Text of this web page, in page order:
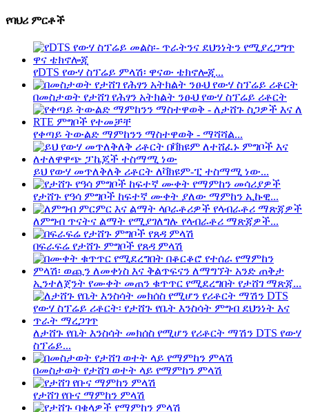
የባህሪ ምርቶች
የDTS የውሃ ስፕሬይ ምላሽ፡ ዋናው ቴክኖሎጂ...
በመስታወት የታሸገ የሕፃን አትክልት ንፁህ የውሃ ስፕሬይ ሪቶርት
የቀጣይ ትውልድ ማምከንን ማስተዋወቅ - ማሻሻል...
ይህ የውሃ መጥለቅለቅ ሪቶርት ለቫክዩም-ፒ ተስማሚ ነው...
የታሸጉ የዓሳ ምግቦች ከፍተኛ ሙቀት ያለው ማምከን ኢኩዊ...
ለምግብ ጥናትና ልማት የሚያገለግሉ የላብራቶሪ ማጽጃዎች...
በፍራፍሬ የታሸጉ ምግቦች የጸዳ ምላሽ
ኢንተለጀንት የሙቀት መጠን ቁጥጥር የሚደረግበት የታሸገ ማጽጃ...
ለታሸጉ የቤት እንስሳት መክሰስ የሚሆን የሪቶርት ማሽን DTS የውሃ
ስፕሬይ...
በመስታወት የታሸገ ወተት ላይ የማምከን ምላሽ
የታሸገ የቡና ማምከን ምላሽ